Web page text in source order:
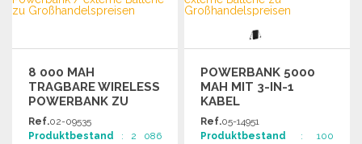
8 000 MAH
TRAGBARE WIRELESS
POWERBANK ZU
GROSSHANDELSPREISEN
Ref.02-09535
Produktbestand : 2 086
POWERBANK 5000
MAH MIT 3-IN-1
KABEL
Ref.05-14951
Produktbestand : 100